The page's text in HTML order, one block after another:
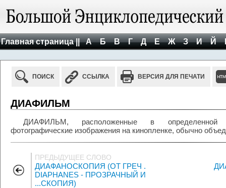
Главная страница || А Б В Г Д Е Ж З И Й
ПОИСК ССЫЛКА ВЕРСИЯ ДЛЯ ПЕЧАТИ
ДИАФИЛЬМ
ДИАФИЛЬМ, расположенные в определенной
фотографические изображения на кинопленке, обычно
ПРЕДЫДУЩЕЕ СЛОВО
ДИАФАНОСКОПИЯ (ОТ ГРЕЧ .
DIAPHANES - ПРОЗРАЧНЫЙ И
...СКОПИЯ)